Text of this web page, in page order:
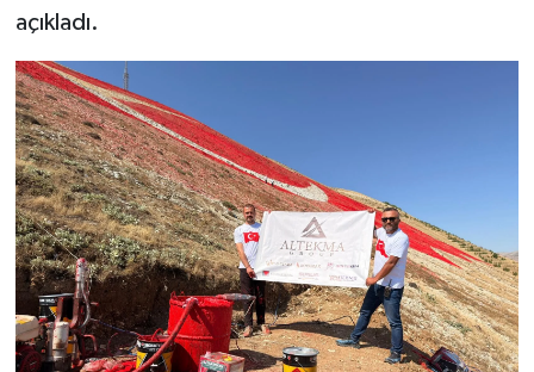
açıkladı.